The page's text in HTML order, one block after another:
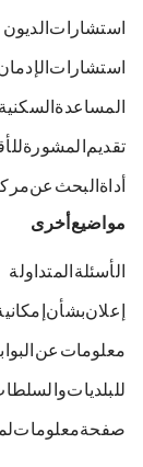
استشارات الديون
استشارات
المساعدة
تقديم المشورة
أداة البحث عن
مواضيع أخرى
الأسئلة المتداولة
إعلان بشأن
معلومات عن
للبلديات
صفحة معلومات